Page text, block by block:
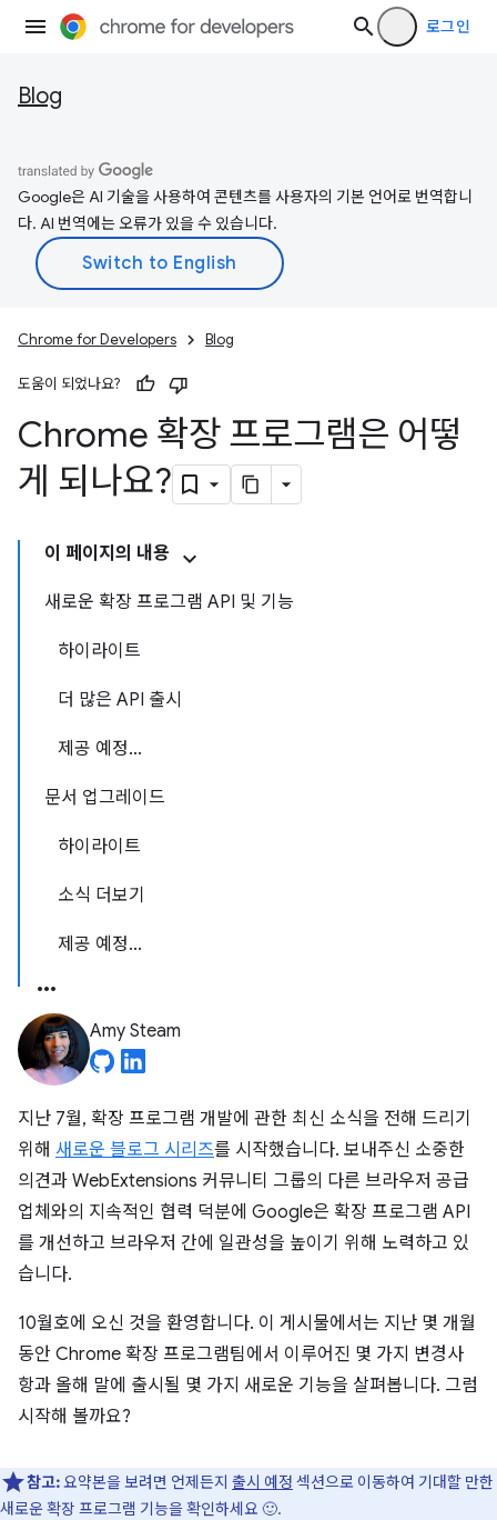
로그인
Blog
Google은 AI 기술을 사용하여 콘텐츠를 사용자의 기본 언어로 번역합니
다. AI 번역에는 오류가 있을 수 있습니다.
Chrome for Developers Blog
도움이 되었나요?
Chrome 확장 프로그램은 어떻
게 되나요?
이 페이지의 내용
새로운 확장 프로그램 API 및 기능
하이라이트
더 많은 API 출시
제공 예정...
문서 업그레이드
하이라이트
소식 더보기
제공 예정...
Amy Steam
지난 7월, 확장 프로그램 개발에 관한 최신 소식을 전해 드리기
위해 새로운 블로그 시리즈를 시작했습니다. 보내주신 소중한
의견과 WebExtensions 커뮤니티 그룹의 다른 브라우저 공급
업체와의 지속적인 협력 덕분에 Google은 확장 프로그램 API
를 개선하고 브라우저 간에 일관성을 높이기 위해 노력하고 있
습니다.
10월호에 오신 것을 환영합니다. 이 게시물에서는 지난 몇 개월
동안 Chrome 확장 프로그램팀에서 이루어진 몇 가지 변경사
항과 올해 말에 출시될 몇 가지 새로운 기능을 살펴봅니다. 그럼
시작해 볼까요?
참고:요약본을 보려면 언제든지 출시 예정 섹션으로 이동하여 기대할 만한
새로운 확장 프로그램 기능을 확인하세요 🙂.